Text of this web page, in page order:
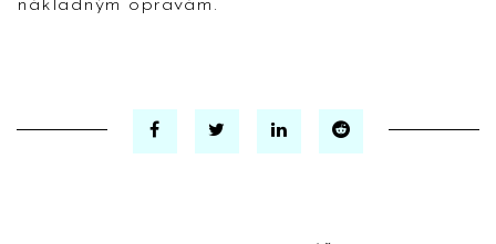
nákladným opravám.